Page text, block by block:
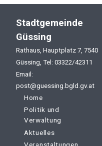
Stadtgemeinde
Güssing
Rathaus, Hauptplatz 7, 7540
Güssing, Tel: 03322/42311
Email:
post@guessing.bgld.gv.at
Home
Politik und
Verwaltung
Aktuelles